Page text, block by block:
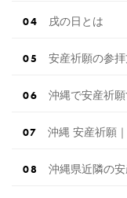
戌の日とは
安産祈願の参拝
沖縄で安産祈
沖縄 安産祈願
沖縄県近隣の